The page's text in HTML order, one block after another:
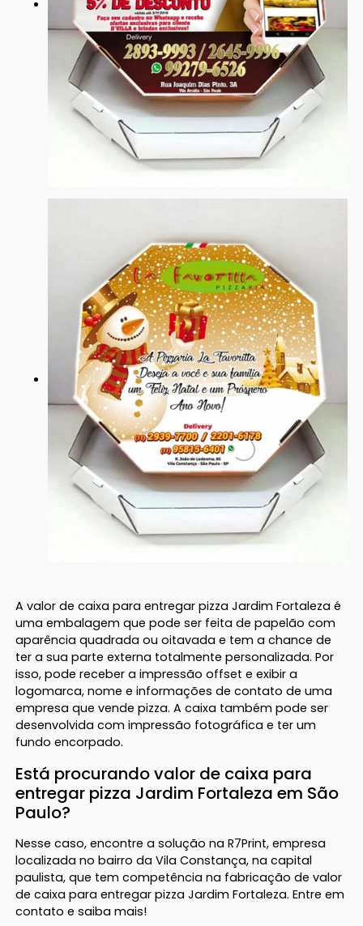
A valor de caixa para entregar pizza Jardim Fortaleza é
uma embalagem que pode ser feita de papelão com
aparência quadrada ou oitavada e tem a chance de
ter a sua parte externa totalmente personalizada. Por
isso, pode receber a impressão offset e exibir a
logomarca, nome e informações de contato de uma
empresa que vende pizza. A caixa também pode ser
desenvolvida com impressão fotográfica e ter um
fundo encorpado.
Está procurando valor de caixa para
entregar pizza Jardim Fortaleza em São
Paulo?
Nesse caso, encontre a solução na R7Print, empresa
localizada no bairro da Vila Constança, na capital
paulista, que tem competência na fabricação de valor
de caixa para entregar pizza Jardim Fortaleza. Entre em
contato e saiba mais!